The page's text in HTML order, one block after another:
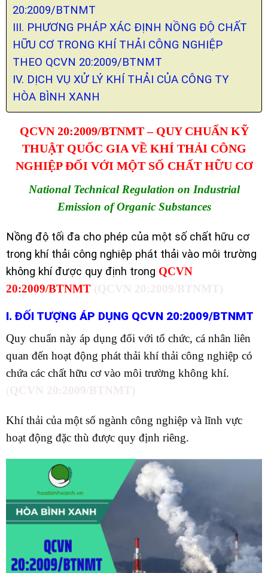
20:2009/BTNMT
III. PHƯƠNG PHÁP XÁC ĐỊNH NỒNG ĐỘ CHẤT
HỮU CƠ TRONG KHÍ THẢI CÔNG NGHIỆP
THEO QCVN 20:2009/BTNMT
IV. DỊCH VỤ XỬ LÝ KHÍ THẢI CỦA CÔNG TY
HÒA BÌNH XANH
QCVN 20:2009/BTNMT – QUY CHUẨN KỸ
THUẬT QUỐC GIAVỀ KHÍ THẢI CÔNG
NGHIỆP ĐỐI VỚI MỘT SỐ CHẤT HỮU CƠ
National Technical Regulation on Industrial
Emission of Organic Substances
Nồng độ tối đa cho phép của một số chất hữu cơ
trong khí thải công nghiệp phát thải vào môi trường
không khí được quy định trong QCVN
20:2009/BTNMT
I. ĐỐI TƯỢNG ÁP DỤNG QCVN 20:2009/BTNMT
Quy chuẩn này áp dụng đối với tổ chức, cá nhân liên
quan đến hoạt động phát thải khí thải công nghiệp có
chứa các chất hữu cơ vào môi trường không khí.
Khí thải của một số ngành công nghiệp và lĩnh vực
hoạt động đặc thù được quy định riêng.